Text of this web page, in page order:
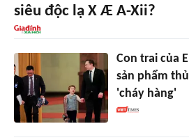
siêu độc lạ X Æ A-Xii?
Con trai của
sản phẩm
'cháy hàng'